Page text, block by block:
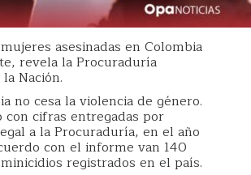
asesinadas en Colombia
revela la Procuraduría
Nación.
no cesa la violencia de género.
con cifras entregadas por
a la Procuraduría, en el año
con el informe van 140
registrados en el país.